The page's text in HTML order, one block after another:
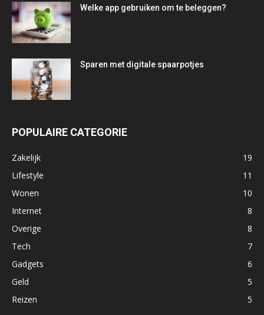
Welke app gebruiken om te beleggen?
Sparen met digitale spaarpotjes
POPULAIRE CATEGORIE
Zakelijk
19
Lifestyle
11
Wonen
10
Internet
8
Overige
8
Tech
7
Gadgets
6
Geld
5
Reizen
5